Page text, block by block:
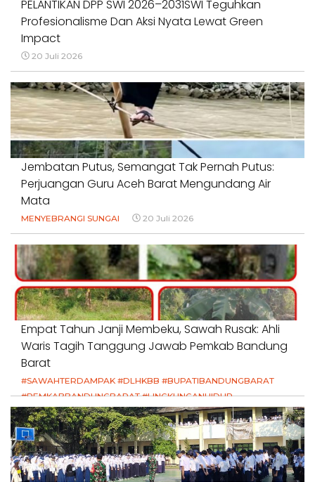
PELANTIKAN DPP SWI 2026–2031SWI Teguhkan
Profesionalisme Dan Aksi Nyata Lewat Green
Impact
20 Juli 2026
Jembatan Putus, Semangat Tak Pernah Putus:
Perjuangan Guru Aceh Barat Mengundang Air
Mata
MENYEBRANGI SUNGAI 20 Juli 2026
Empat Tahun Janji Membeku, Sawah Rusak: Ahli
Waris Tagih Tanggung Jawab Pemkab Bandung
Barat
#SAWAHTERDAMPAK #DLHKBB #BUPATIBANDUNGBARAT
#PEMKABBANDUNGBARAT #LINGKUNGANHIDUP
#HAKPETANI #KEADILANUNTUKPETANI
#NORMALISASISALURAN #IRIGASIRUSAK
#DUGAANPENCEMARAN #AKUNTABILITASPEMERINTAH
18 Juli 2026